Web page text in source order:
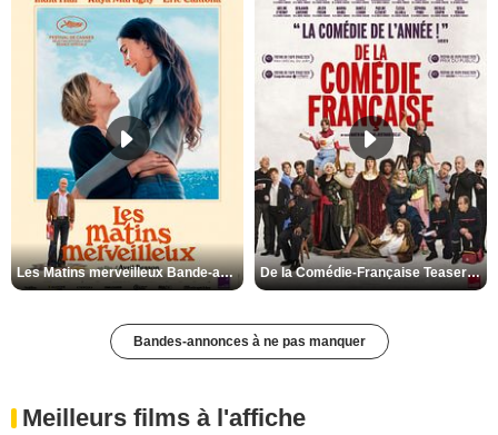
Les Matins merveilleux Bande-annonce VF De la Comédie-Française Teaser VF
Bandes-annonces à ne pas manquer
Meilleurs films à l'affiche